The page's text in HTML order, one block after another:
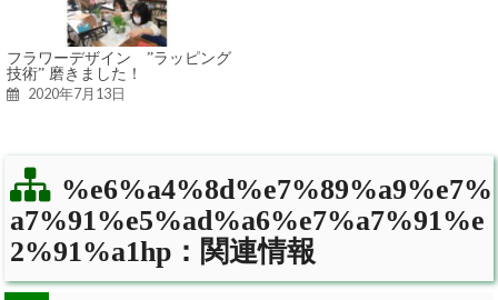
フラワーデザイン ”ラッピング
技術” 磨きました！
2020年7月13日
%e6%a4%8d%e7%89%a9%e7%
a7%91%e5%ad%a6%e7%a7%91%e
2%91%a1hp：関連情報